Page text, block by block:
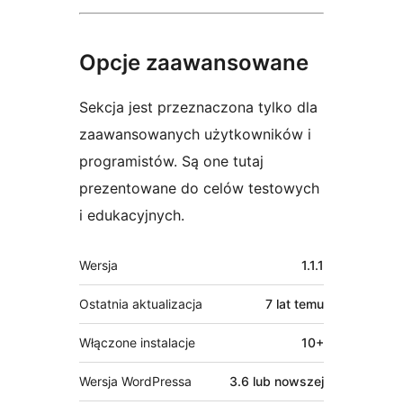
Opcje zaawansowane
Sekcja jest przeznaczona tylko dla
zaawansowanych użytkowników i
programistów. Są one tutaj
prezentowane do celów testowych
i edukacyjnych.
Meta
Wersja 1.1.1
Ostatnia aktualizacja 7 lat temu
Włączone instalacje 10+
Wersja WordPressa 3.6 lub nowszej